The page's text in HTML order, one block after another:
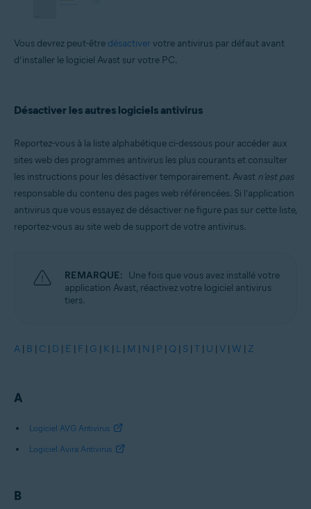
Vous devrez peut-être désactivervotre antivirus par défaut avant
d’installer le logiciel Avast sur votre PC.
Désactiver les autres logiciels antivirus
Reportez-vous à la liste alphabétique ci-dessous pour accéder aux
sites web des programmes antivirus les plus courants et consulter
les instructions pour les désactiver temporairement. Avast n’est pas
responsable du contenu des pages web référencées. Si l’application
antivirus que vous essayez de désactiver ne figure pas sur cette liste,
reportez-vous au site web de support de votre antivirus.
REMARQUE: Une fois que vous avez installé votre
application Avast, réactivez votre logiciel antivirus
tiers.
A | B | C | D | E | F | G | K | L | M | N | P | Q | S | T | U | V | W | Z
A
Logiciel AVG Antivirus
Logiciel Avira Antivirus
B